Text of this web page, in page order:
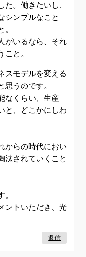
た。働きたいし、
シンプルなこと
。
がいるなら、それ
こと。
スモデルを変える
思うのです。
なくらい、生産
と、どこかにしわ
からの時代におい
汰されていくこと
。
ントいただき、光
返信